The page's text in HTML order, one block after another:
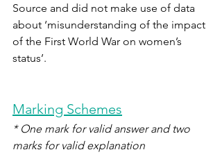
Source and did not make use of data
about ‘misunderstanding of the impact
of the First World War on women’s
status’.
Marking Schemes
* One mark for valid answer and two
marks for valid explanation